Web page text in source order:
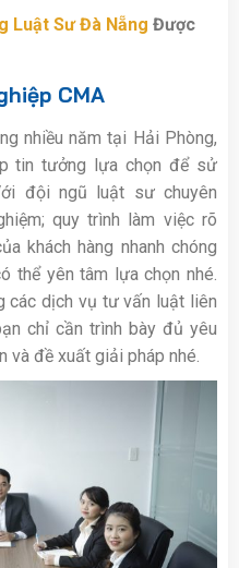
Luật Sư Đà Nẵng Được
CMA
nhiều năm tại Hải Phòng,
tin tưởng lựa chọn để sử
đội ngũ luật sư chuyên
quy trình làm việc rõ
khách hàng nhanh chóng
thể yên tâm lựa chọn nhé.
các dịch vụ tư vấn luật liên
chỉ cần trình bày đủ yêu
và đề xuất giải pháp nhé.